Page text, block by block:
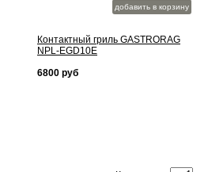
добавить в корзину
Контактный гриль GASTRORAG
NPL-EGD10E
6800 руб